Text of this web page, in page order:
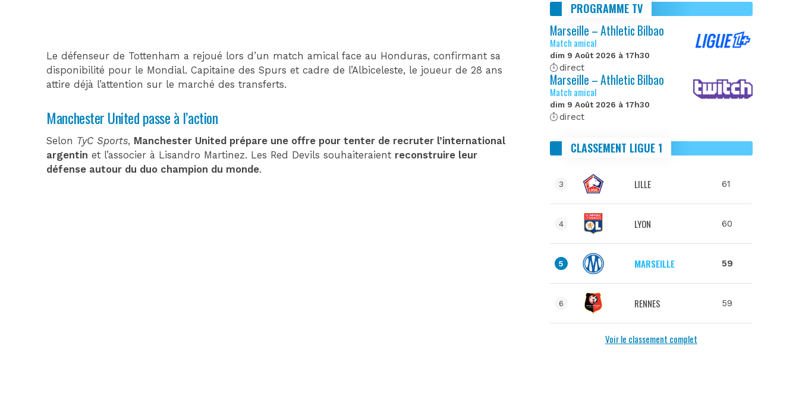
Le défenseur de Tottenham a rejoué lors d’un match amical face au Honduras, confirmant sa
disponibilité pour le Mondial. Capitaine des Spurs et cadre de l’Albiceleste, le joueur de 28 ans
attire déjà l’attention sur le marché des transferts.
Manchester United passe à l’action
Selon TyC Sports, Manchester United prépare une offre pour tenter de recruter l’international
argentin et l’associer à Lisandro Martinez. Les Red Devils souhaiteraient reconstruire leur
défense autour du duo champion du monde.
PROGRAMME TV
Marseille – Athletic Bilbao
Match amical
dim 9 Août 2026 à 17h30
direct
Marseille – Athletic Bilbao
Match amical
dim 9 Août 2026 à 17h30
direct
CLASSEMENT LIGUE 1
3 LILLE 61
4 LYON 60
5 MARSEILLE 59
6 RENNES 59
Voir le classement complet